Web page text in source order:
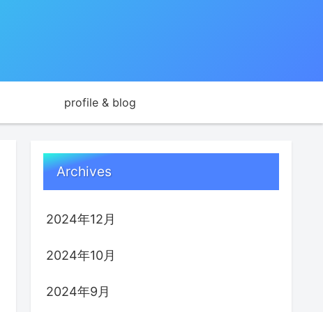
profile & blog
Archives
2024年12月
2024年10月
2024年9月